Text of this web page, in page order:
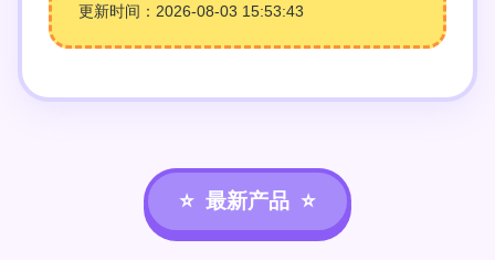
更新时间：2026-08-03 15:53:43
最新产品